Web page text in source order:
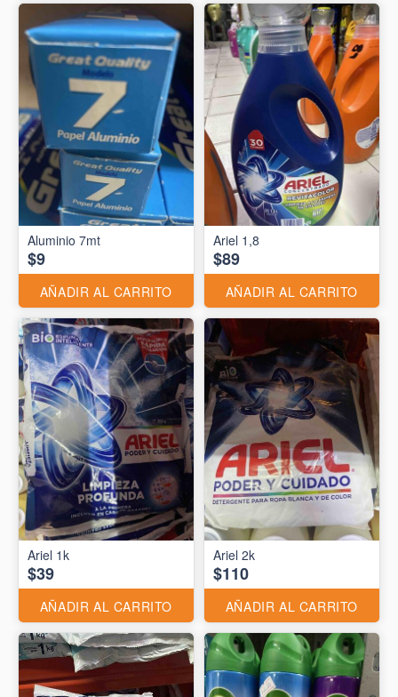
Aluminio 7mt
$9
AÑADIR AL CARRITO
Ariel 1,8
$89
AÑADIR AL CARRITO
Ariel 1k
$39
AÑADIR AL CARRITO
Ariel 2k
$110
AÑADIR AL CARRITO